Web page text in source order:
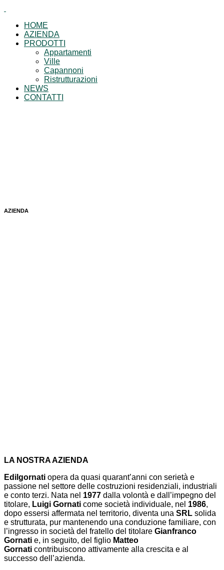
HOME
AZIENDA
PRODOTTI
Appartamenti
Ville
Capannoni
Ristrutturazioni
NEWS
CONTATTI
AZIENDA
LA NOSTRA AZIENDA
Edilgornati opera da quasi quarant’anni con serietà e
passione nel settore delle costruzioni residenziali, industriali
e conto terzi. Nata nel 1977 dalla volontà e dall’impegno del
titolare, Luigi Gornati come società individuale, nel 1986,
dopo essersi affermata nel territorio, diventa una SRL solida
e strutturata, pur mantenendo una conduzione familiare, con
l’ingresso in società del fratello del titolare Gianfranco
Gornati e, in seguito, del figlio Matteo
Gornati contribuiscono attivamente alla crescita e al
successo dell’azienda.